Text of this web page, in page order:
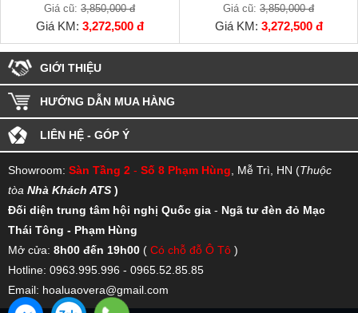
Giá cũ: 3,850,000 đ
Giá KM: 3,272,500 đ
Giá cũ: 3,850,000 đ
Giá KM: 3,272,500 đ
GIỚI THIỆU
HƯỚNG DẪN MUA HÀNG
LIÊN HỆ - GÓP Ý
Showroom: Sàn Tầng 2 - Số 8 Phạm Hùng , Mễ Trì, HN (Thuộc
tòa Nhà Khách ATS )
Đối diện trung tâm hội nghị Quốc gia - Ngã tư đèn đỏ Mạc
Thái Tông - Phạm Hùng
Mở cửa: 8h00 đến 19h00 ( Có chỗ đỗ Ô Tô )
Hotline: 0963.995.996 - 0965.52.85.85
Email: hoaluaovera@gmail.com